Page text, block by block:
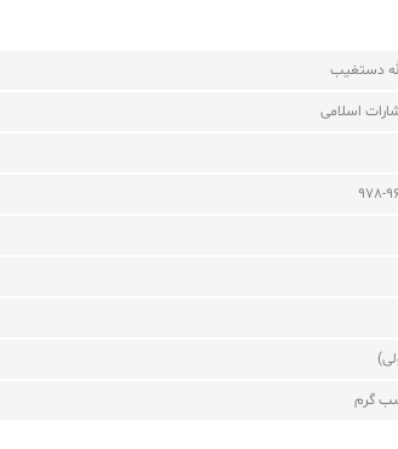
دستغیب
اسلامی
978-
گرم